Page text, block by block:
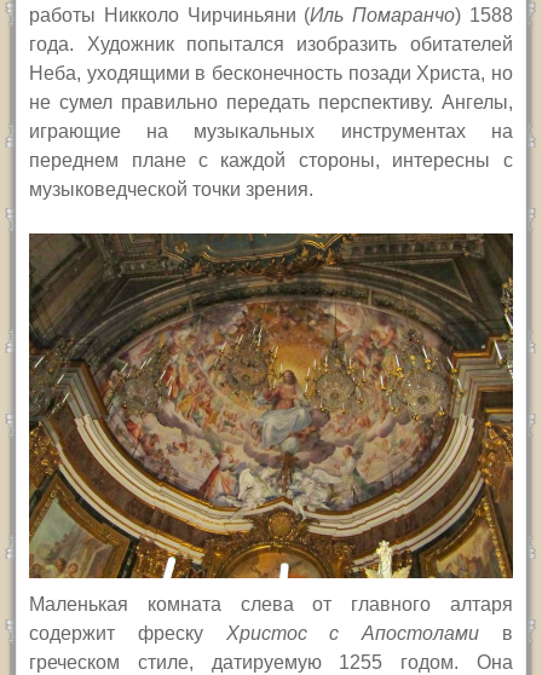
работы Никколо Чирчиньяни (Иль Помаранчо) 1588
года. Художник попытался изобразить обитателей
Неба, уходящими в бесконечность позади Христа, но
не сумел правильно передать перспективу. Ангелы,
играющие на музыкальных инструментах на
переднем плане с каждой стороны, интересны с
музыковедческой точки зрения.
Маленькая комната слева от главного алтаря
содержит фреску Христос с Апостоламив
греческом стиле, датируемую 1255 годом. Она